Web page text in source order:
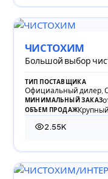
ЧИСТОХИМ
Большой выбор
ТИП ПОСТАВЩИКА
Официальный дилер,
МИНИМАЛЬНЫЙ ЗАКАЗ
ОБЪЕМ ПРОДАЖ
2.55K
2 550 просмотров